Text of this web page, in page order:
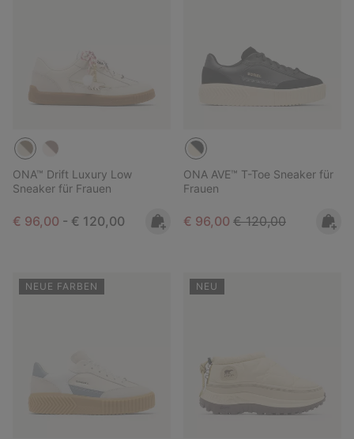
ONA™ Drift Luxury Low
Sneaker für Frauen
Minimum sale price:
€ 96,00 - Maximum price:
€ 120,00
ONA AVE™ T-Toe Sneaker für
Frauen
Sale price:
€ 96,00 Regular price:
€ 120,00
NEUE FARBEN NEU